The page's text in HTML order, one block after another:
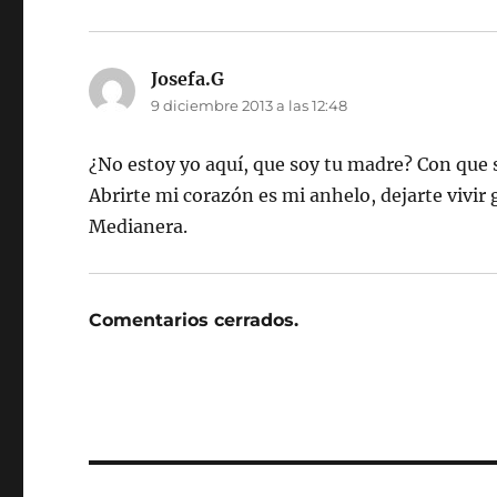
Josefa.G
9 diciembre 2013 a las 12:48
¿No estoy yo aquí, que soy tu madre? Con
Abrirte mi corazón es mi anhelo, dejarte vivir
Medianera.
Comentarios cerrados.